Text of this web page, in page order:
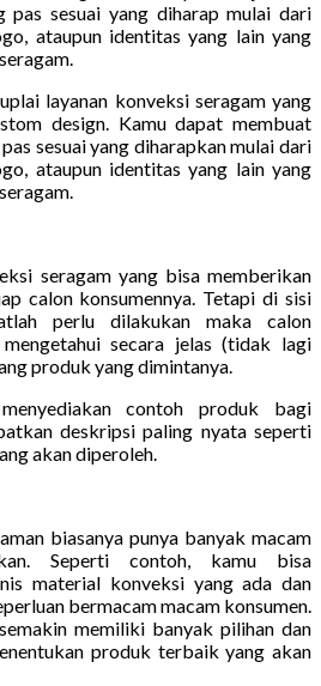
pas sesuai yang diharap mulai dari
ataupun identitas yang lain yang
layanan konveksi seragam yang
design. Kamu dapat membuat
sesuai yang diharapkan mulai dari
ataupun identitas yang lain yang
seragam yang bisa memberikan
calon konsumennya. Tetapi di sisi
perlu dilakukan maka calon
secara jelas (tidak lagi
produk yang dimintanya.
contoh produk bagi
deskripsi paling nyata seperti
akan diperoleh.
biasanya punya banyak macam
Seperti contoh, kamu bisa
material konveksi yang ada dan
bermacam macam konsumen.
memiliki banyak pilihan dan
produk terbaik yang akan